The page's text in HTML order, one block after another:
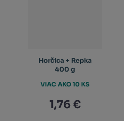
Horčica + Repka
400 g
1,76 €
VIAC AKO 10 KS